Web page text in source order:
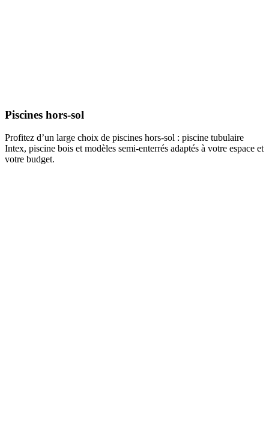
Piscines hors-sol
Profitez d’un large choix de piscines hors-sol : piscine tubulaire
Intex, piscine bois et modèles semi-enterrés adaptés à votre espace et
votre budget.